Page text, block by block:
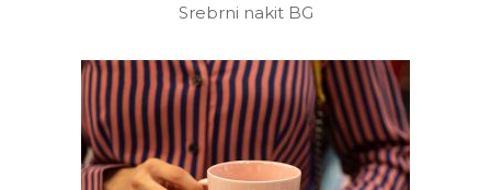
Srebrni nakit BG